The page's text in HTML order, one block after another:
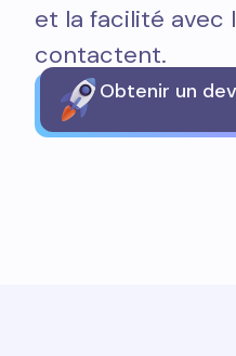
et la facilité avec
contactent.
Obtenir un